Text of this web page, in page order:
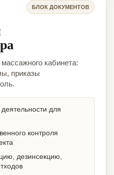
БЛОК ДОКУМЕНТОВ
кабинета:
приказы
для
контроля
дезинсекцию,